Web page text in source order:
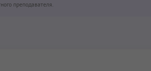
преподавателя.